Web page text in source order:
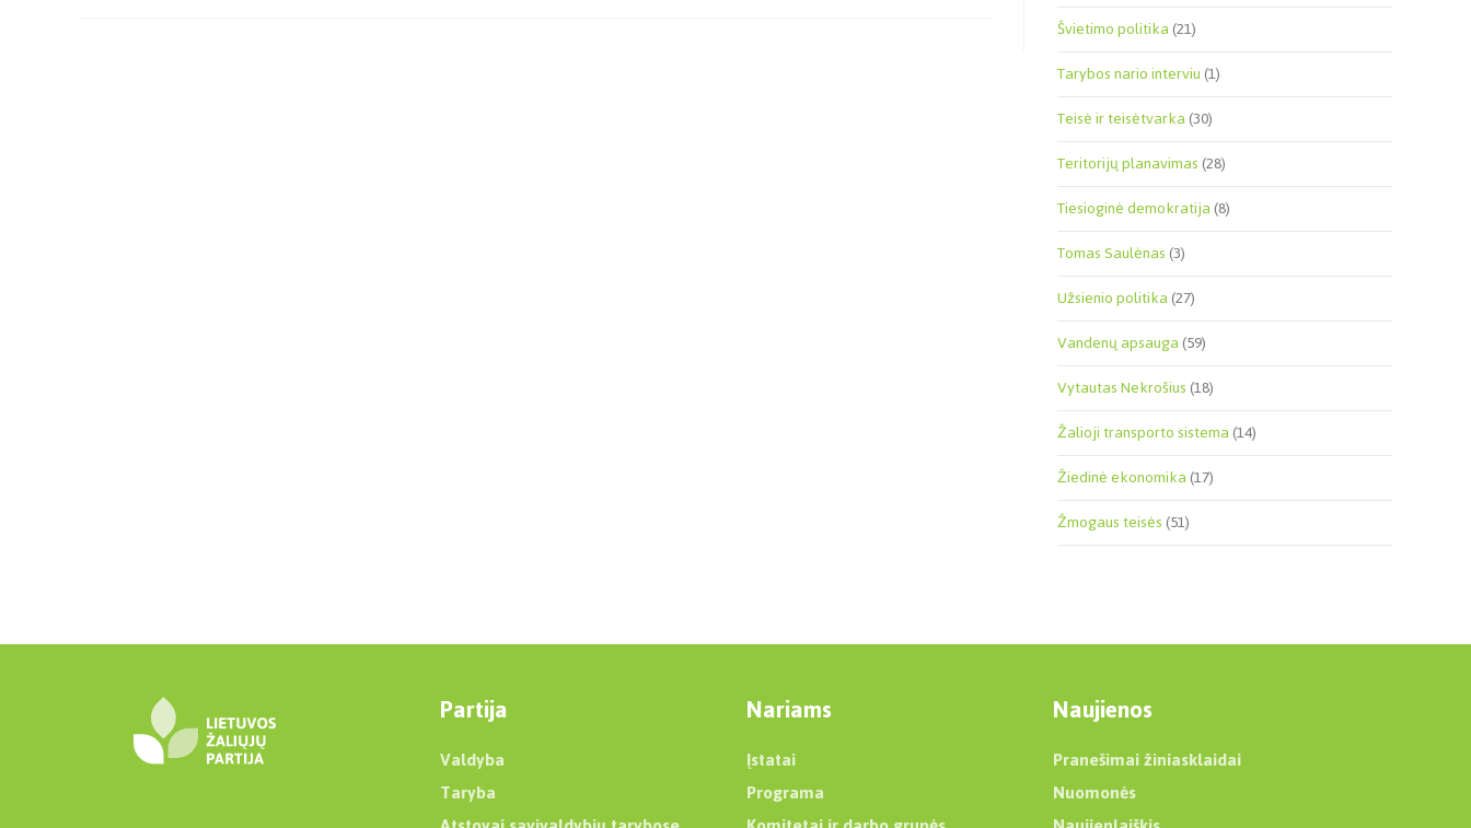
Švietimo politika(21)
Tarybos nario interviu(1)
Teisė ir teisėtvarka(30)
Teritorijų planavimas(28)
Tiesioginė demokratija(8)
Tomas Saulėnas(3)
Užsienio politika(27)
Vandenų apsauga(59)
Vytautas Nekrošius(18)
Žalioji transporto sistema(14)
Žiedinė ekonomika(17)
Žmogaus teisės(51)
Partija
Valdyba
Taryba
Nariams
Įstatai
Programa
Naujienos
Pranešimai žiniasklaidai
Nuomonės